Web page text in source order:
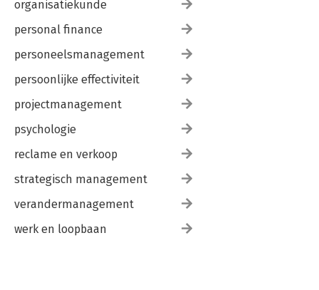
organisatiekunde
personal finance
personeelsmanagement
persoonlijke effectiviteit
projectmanagement
psychologie
reclame en verkoop
strategisch management
verandermanagement
werk en loopbaan